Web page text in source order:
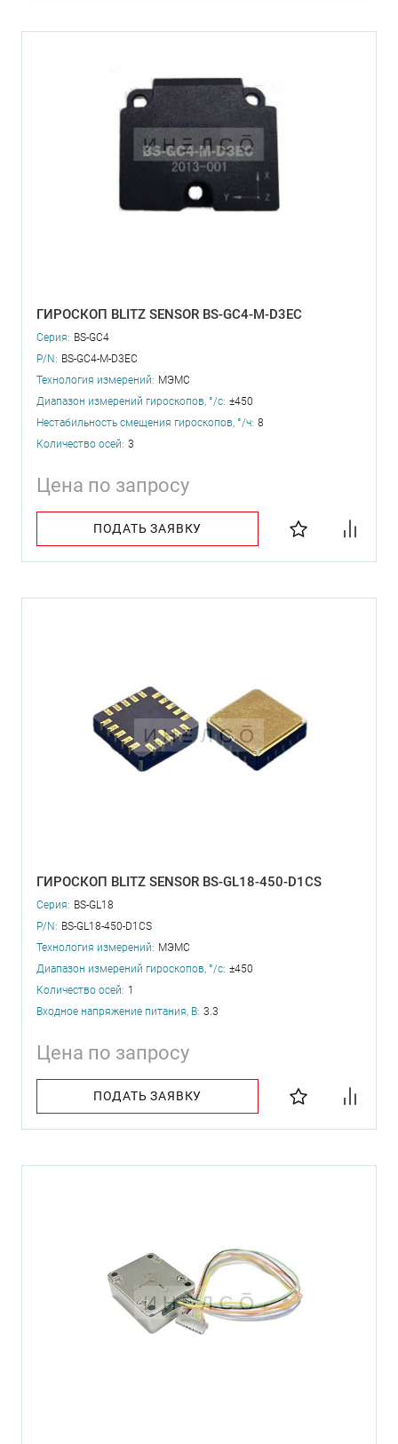
ГИРОСКОП BLITZ SENSOR BS-GC4-M-D3EC
Серия: BS-GC4
P/N: BS-GC4-M-D3EC
Технология измерений: МЭМС
Диапазон измерений гироскопов, °/с: ±450
Нестабильность смещения гироскопов, °/ч: 8
Количество осей: 3
Цена по запросу
ПОДАТЬ ЗАЯВКУ
ГИРОСКОП BLITZ SENSOR BS-GL18-450-D1CS
Серия: BS-GL18
P/N: BS-GL18-450-D1CS
Технология измерений: МЭМС
Диапазон измерений гироскопов, °/с: ±450
Количество осей: 1
Входное напряжение питания, В: 3.3
Цена по запросу
ПОДАТЬ ЗАЯВКУ